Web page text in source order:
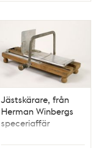
Jästskärare, från
Herman Winbergs
speceriaffär